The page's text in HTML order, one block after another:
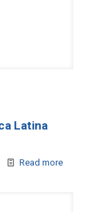
Latina
Read more